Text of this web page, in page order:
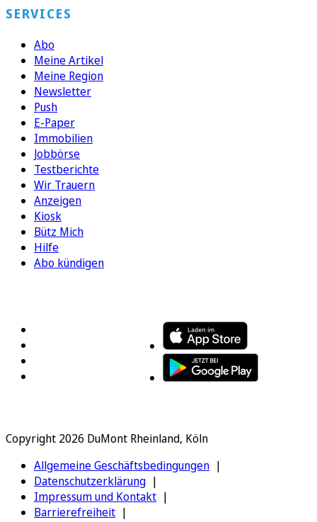
SERVICES
Abo
Meine Artikel
Meine Region
Newsletter
Push
E-Paper
Immobilien
Jobbörse
Testberichte
Wir Trauern
Anzeigen
Kiosk
Bütz Mich
Hilfe
Abo kündigen
Copyright 2026 DuMont Rheinland, Köln
Allgemeine Geschäftsbedingungen
Datenschutzerklärung
Impressum und Kontakt
Barrierefreiheit